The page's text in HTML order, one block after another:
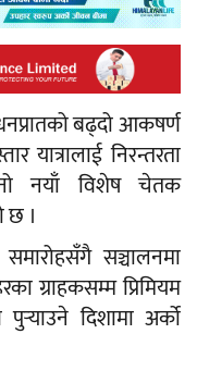
बढ्दो आकषर्ण
निरन्तरता
नयाँ विशेष चेतक
छ ।
सञ्चालनमा
ग्राहकसम्म प्रिमियम
दिशामा अर्को